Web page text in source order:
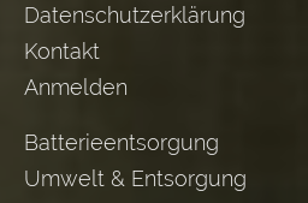
Datenschutzerklärung
Kontakt
Anmelden
Batterieentsorgung
Umwelt & Entsorgung